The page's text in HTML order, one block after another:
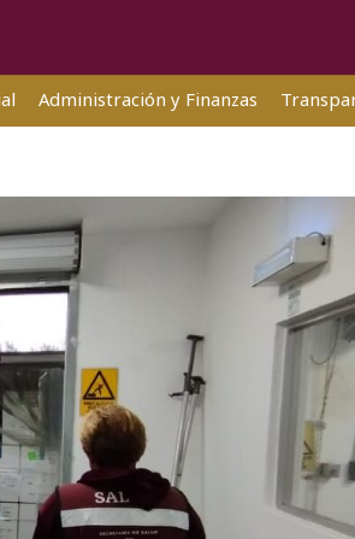
Administración y Finanzas